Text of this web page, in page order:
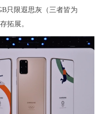
只限遐思灰（三者皆为
拓展。